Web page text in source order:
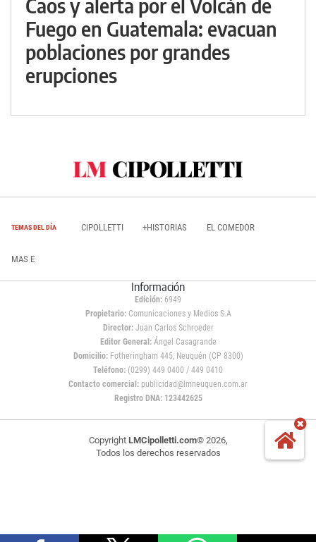
Caos y alerta por el Volcán de
Fuego en Guatemala: evacuan
poblaciones por grandes
erupciones
TEMAS DEL DÍA CIPOLLETTI +HISTORIAS EL COMEDOR
MAS E
Información
Edición: 6949
Propietario:Comunicaciones y Medios S.A
Director: Juan Carlos Schroeder
Editor General:Ángel Casagrande
Domicilio:Fotheringham 445, Neuquén (CP 8300)
Teléfono: (0299) 449 0400 / 449 0410
Contacto comercial: publicidad@lmneuquen.com.ar
Registro DNA: 123442625
Copyright LMCipolletti.com© 2026,
Todos los derechos reservados